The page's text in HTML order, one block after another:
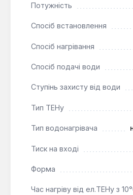
встановлення в квартирах,
офісах, де потрібне надійне
дозволяє розміщувати його
Потужність
Спосіб встановлення
Спосіб нагрівання
Спосіб подачі води
Ступінь захисту від води
Тип ТЕНу
Тип водонагрівача
Тиск на вході
Форма
Час нагріву від ел.ТЕНу з